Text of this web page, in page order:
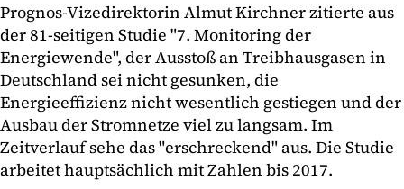
Prognos-Vizedirektorin Almut Kirchner zitierte aus
der 81-seitigen Studie "7. Monitoring der
Energiewende", der Ausstoß an Treibhausgasen in
Deutschland sei nicht gesunken, die
Energieeffizienz nicht wesentlich gestiegen und der
Ausbau der Stromnetze viel zu langsam. Im
Zeitverlauf sehe das "erschreckend" aus. Die Studie
arbeitet hauptsächlich mit Zahlen bis 2017.